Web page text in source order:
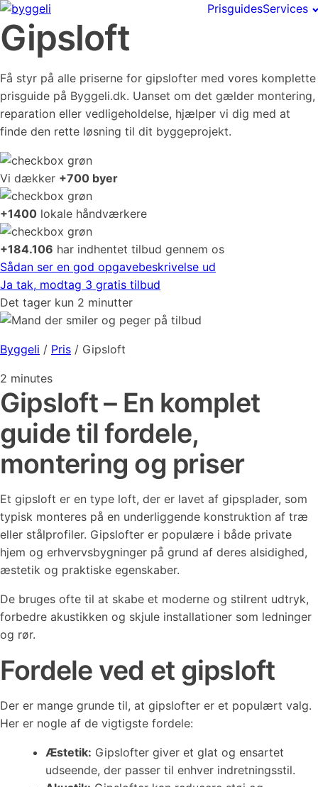
PrisguidesServices
Gipsloft
Få styr på alle priserne for gipslofter med vores komplette
prisguide på Byggeli.dk. Uanset om det gælder montering,
reparation eller vedligeholdelse, hjælper vi dig med at
finde den rette løsning til dit byggeprojekt.
Vi dækker +700 byer
+1400 lokale håndværkere
+184.106 har indhentet tilbud gennem os
Sådan ser en god opgavebeskrivelse ud
Ja tak, modtag 3 gratis tilbud
Det tager kun 2 minutter
Byggeli / Pris / Gipsloft
2 minutes
Gipsloft – En komplet
guide til fordele,
montering og priser
Et gipsloft er en type loft, der er lavet af gipsplader, som
typisk monteres på en underliggende konstruktion af træ
eller stålprofiler. Gipslofter er populære i både private
hjem og erhvervsbygninger på grund af deres alsidighed,
æstetik og praktiske egenskaber.
De bruges ofte til at skabe et moderne og stilrent udtryk,
forbedre akustikken og skjule installationer som ledninger
og rør.
Fordele ved et gipsloft
Der er mange grunde til, at gipslofter er et populært valg.
Her er nogle af de vigtigste fordele:
Æstetik: Gipslofter giver et glat og ensartet
udseende, der passer til enhver indretningsstil.